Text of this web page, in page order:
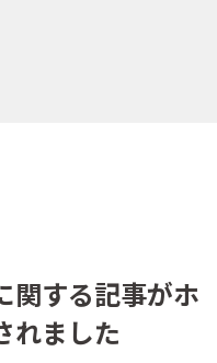
関する記事がホ
れました